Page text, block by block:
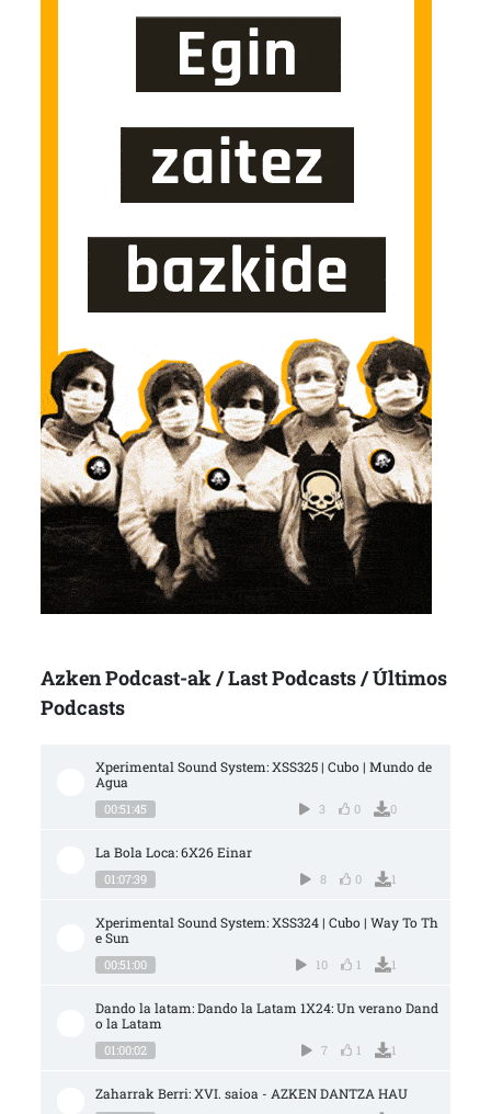
Azken Podcast-ak / Last Podcasts / Últimos
Podcasts
Xperimental Sound System: XSS325 | Cubo | Mundo de
Agua
00:51:45 3 0 0
La Bola Loca: 6X26 Einar
01:07:39 8 0 1
Xperimental Sound System: XSS324 | Cubo | Way To Th
e Sun
00:51:00 10 1 1
Dando la latam: Dando la Latam 1X24: Un verano Dand
o la Latam
01:00:02 7 1 1
Zaharrak Berri: XVI. saioa - AZKEN DANTZA HAU